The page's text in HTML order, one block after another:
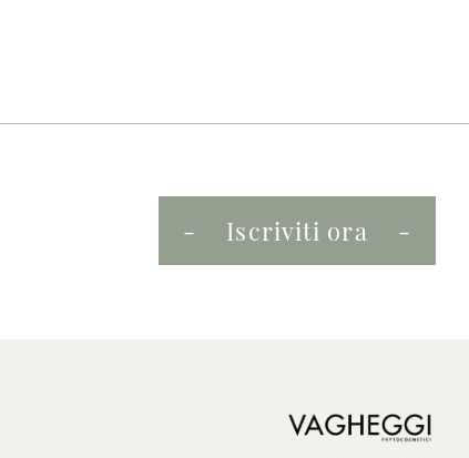
Iscriviti ora